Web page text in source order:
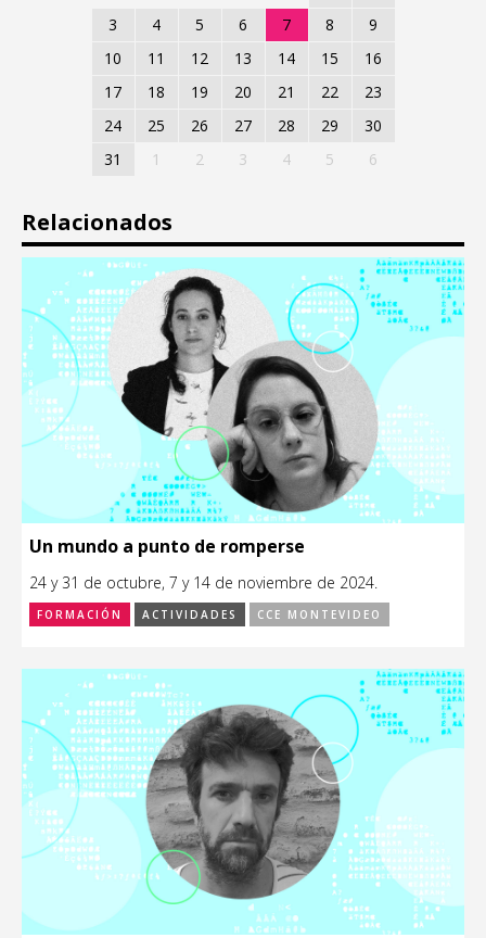
3
4 5 6 7 8
9
10
11 12 13 14 15
16
17
18 19 20 21 22
23
24
25 26 27 28 29
30
31
1 2 3 4 5 6
Relacionados
Un mundo a punto de romperse
24 y 31 de octubre, 7 y 14 de noviembre de 2024.
FORMACIÓN ACTIVIDADES CCE MONTEVIDEO